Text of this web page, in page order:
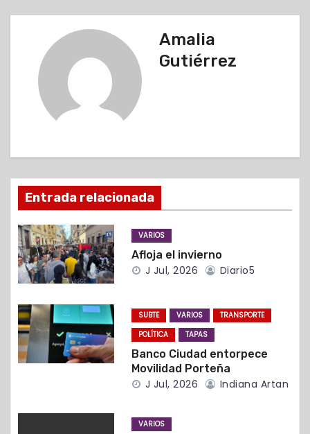
g
n
d
e
e
n
t
r
a
Amalia
Gutiérrez
Entrada relacionada
VARIOS
Afloja el invierno
J Jul, 2026 Diario5
SUBTE VARIOS
TRANSPORTE
POLÍTICA
TAPAS
Banco Ciudad entorpece
Movilidad Porteña
J Jul, 2026 Indiana Artan
VARIOS